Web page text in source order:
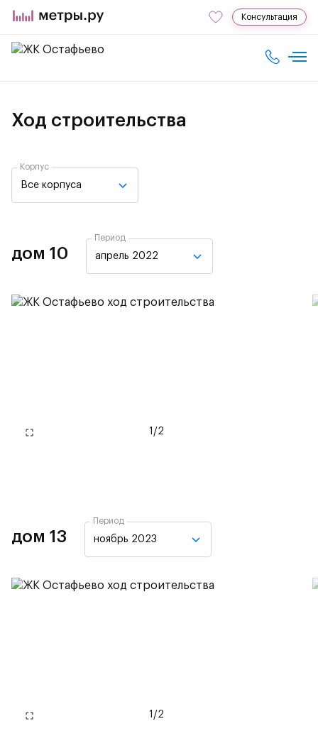
Консультация
Ход строительства
Корпус
Все корпуса
дом 10
Период
апрель 2022
1 /2
дом 13
Период
ноябрь 2023
1 /2